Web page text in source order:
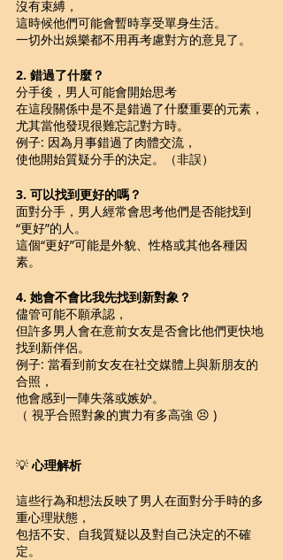
沒有束縛，
這時候他們可能會暫時享受單身生活。
一切外出娛樂都不用再考慮對方的意見了。
2. 錯過了什麼？
分手後，男人可能會開始思考
在這段關係中是不是錯過了什麼重要的元素，
尤其當他發現很難忘記對方時。
例子: 因為月事錯過了肉體交流，
使他開始質疑分手的決定。（非誤）
3. 可以找到更好的嗎？
面對分手，男人經常會思考他們是否能找到
“更好”的人。
這個“更好”可能是外貌、性格或其他各種因
素。
4. 她會不會比我先找到新對象？
儘管可能不願承認，
但許多男人會在意前女友是否會比他們更快地
找到新伴侶。
例子: 當看到前女友在社交媒體上與新朋友的
合照，
他會感到一陣失落或嫉妒。
（ 視乎合照對象的實力有多高強 😣 )
💡 心理解析
這些行為和想法反映了男人在面對分手時的多
重心理狀態，
包括不安、自我質疑以及對自己決定的不確
定。